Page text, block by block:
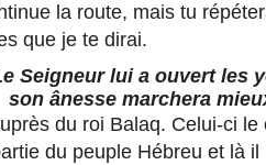
la route, mais tu
que je te dirai.
Seigneur lui a ouvert les
son ânesse marchera
du roi Balaq. Celui-ci
du peuple Hébreu et là